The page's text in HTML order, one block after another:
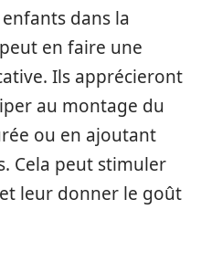
dans la
en faire une
Ils apprécieront
au montage du
ou en ajoutant
Cela peut stimuler
leur donner le goût